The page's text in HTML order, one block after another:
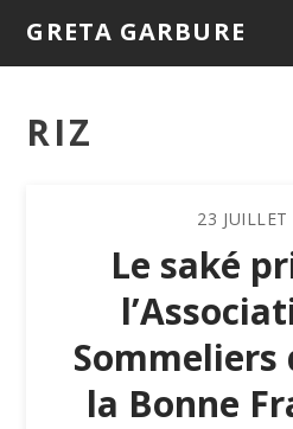
GRETA GARBURE
RIZ
23 JUILLET
Le saké
Sommeliers
la Bonne